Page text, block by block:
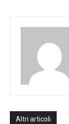
Altri articoli